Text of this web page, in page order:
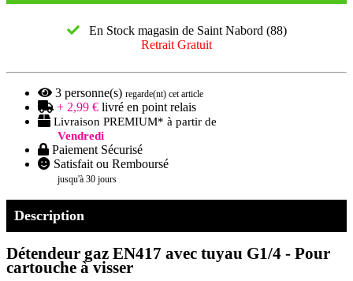
En Stock magasin de Saint Nabord (88)
Retrait Gratuit
3 personne(s) regarde(nt) cet article
+ 2,99 € livré en point relais
Livraison PREMIUM* à partir de
Vendredi
Paiement Sécurisé
Satisfait ou Remboursé
jusqu'à 30 jours
Description
Détendeur gaz EN417 avec tuyau G1/4 - Pour
cartouche à visser